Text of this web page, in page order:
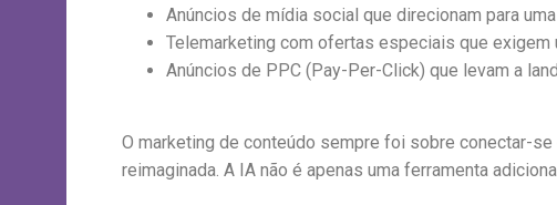
Anúncios de mídia social que direcionam para
Telemarketing com ofertas especiais que exigem
Anúncios de PPC (Pay-Per-Click) que levam a
O marketing de conteúdo sempre foi sobre conectar-
reimaginada. A IA não é apenas uma ferramenta